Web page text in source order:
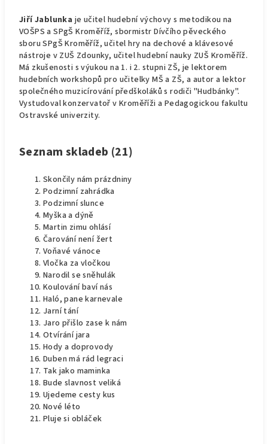
Jiří Jablunka je učitel hudební výchovy s metodikou na
VOŠPS a SPgŠ Kroměříž, sbormistr Dívčího pěveckého
sboru SPgŠ Kroměříž, učitel hry na dechové a klávesové
nástroje v ZUŠ Zdounky, učitel hudební nauky ZUŠ Kroměříž.
Má zkušenosti s výukou na 1. i 2. stupni ZŠ, je lektorem
hudebních workshopů pro učitelky MŠ a ZŠ, a autor a lektor
společného muzicírování předškoláků s rodiči "Hudbánky".
Vystudoval konzervatoř v Kroměříži a Pedagogickou fakultu
Ostravské univerzity.
Seznam skladeb (21)
Skončily nám prázdniny
Podzimní zahrádka
Podzimní slunce
Myška a dýně
Martin zimu ohlásí
Čarování není žert
Voňavé vánoce
Vločka za vločkou
Narodil se sněhulák
Koulování baví nás
Haló, pane karnevale
Jarní tání
Jaro přišlo zase k nám
Otvírání jara
Hody a doprovody
Duben má rád legraci
Tak jako maminka
Bude slavnost veliká
Ujedeme cesty kus
Nové léto
Pluje si obláček